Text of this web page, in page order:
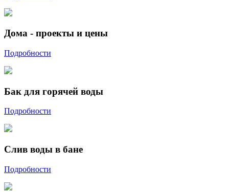
Дома - проекты и цены
Подробности
Бак для горячей воды
Подробности
Слив воды в бане
Подробности